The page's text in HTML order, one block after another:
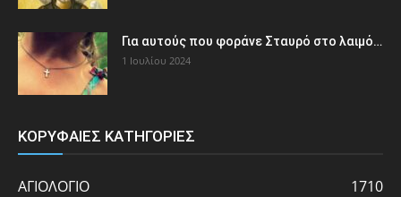
Για αυτούς που φοράνε Σταυρό στο λαιμό…
1 Ιουλίου 2024
ΚΟΡΥΦΑΙΕΣ ΚΑΤΗΓΟΡΙΕΣ
ΑΓΙΟΛΟΓΙΟ
1710